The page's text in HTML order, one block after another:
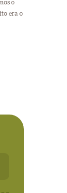
o
era o